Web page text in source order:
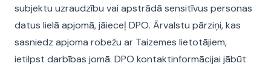
subjektu uzraudzību vai apstrādā sensitīvus personas
datus lielā apjomā, jāieceļ DPO. Ārvalstu pārziņi, kas
sasniedz apjoma robežu ar Taizemes lietotājiem,
ietilpst darbības jomā. DPO kontaktinformācijai jābūt